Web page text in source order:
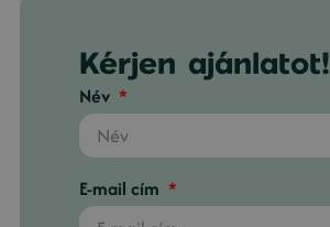
Kérjen ajánlatot!
Név
E-mail cím